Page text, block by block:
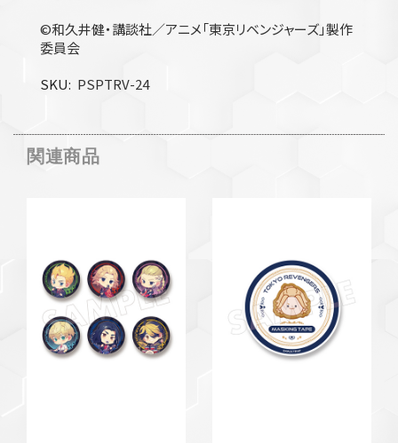
©和久井健・講談社／アニメ「東京リベンジャーズ」製作
委員会
SKU
PSPTRV-24
関連商品